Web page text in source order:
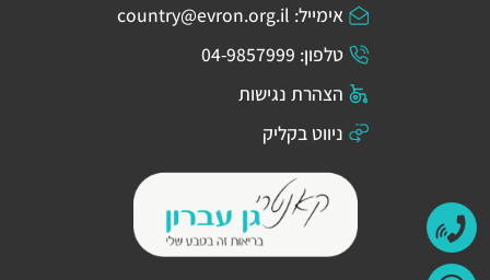
אימייל: country@evron.org.il
טלפון: 04-9857999
הצהרת נגישות
ניווט בקליק